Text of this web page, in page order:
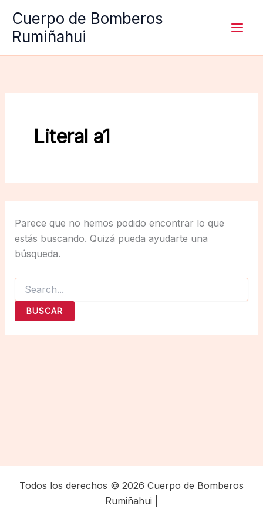
contenido
Cuerpo de Bomberos
Rumiñahui
Literal a1
Parece que no hemos podido encontrar lo que
estás buscando. Quizá pueda ayudarte una
búsqueda.
Buscar
por:
Todos los derechos © 2026 Cuerpo de Bomberos
Rumiñahui |